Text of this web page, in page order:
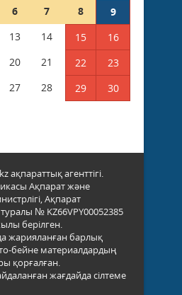
6 7 8
9
13 14 15
16
20 21 22
23
27 28 29
30
ақпараттық агенттігі.
Ақпарат және
Ақпарат
туралы № KZ66VPY00052385
берілген.
жарияланған барлық
бейне материалдардың
қорғалған.
жағдайда сілтеме